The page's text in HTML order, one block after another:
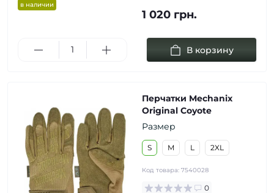
в наличии
1 020 грн.
В корзину
Перчатки Mechanix
Original Coyote
Размер
S M L 2XL
Код товара: 7540028
0